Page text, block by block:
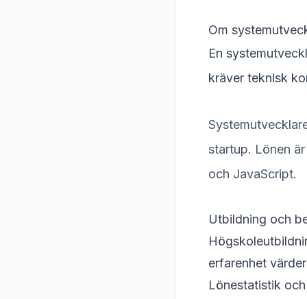
Om
En
kräver teknisk
startup. Lönen
och JavaScript.
Utbildning och
erfarenhet
Lönestatistik